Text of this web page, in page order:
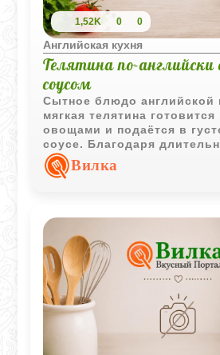
1,52K 0 0
Английская кухня
Телятина по-
соусом
Сытное блюдо английской
мягкая телятина готовится
овощами и подаётся в
соусе. Благодаря
мясо становится особенно
хорошо сочетается с
Вилка